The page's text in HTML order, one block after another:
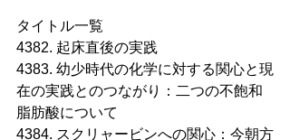
タイトル一覧
4382. 起床直後の実践
4383. 幼少時代の化学に対する関心と現
在の実践とのつながり：二つの不飽和
脂肪酸について
4384. スクリャービンへの関心：今朝方